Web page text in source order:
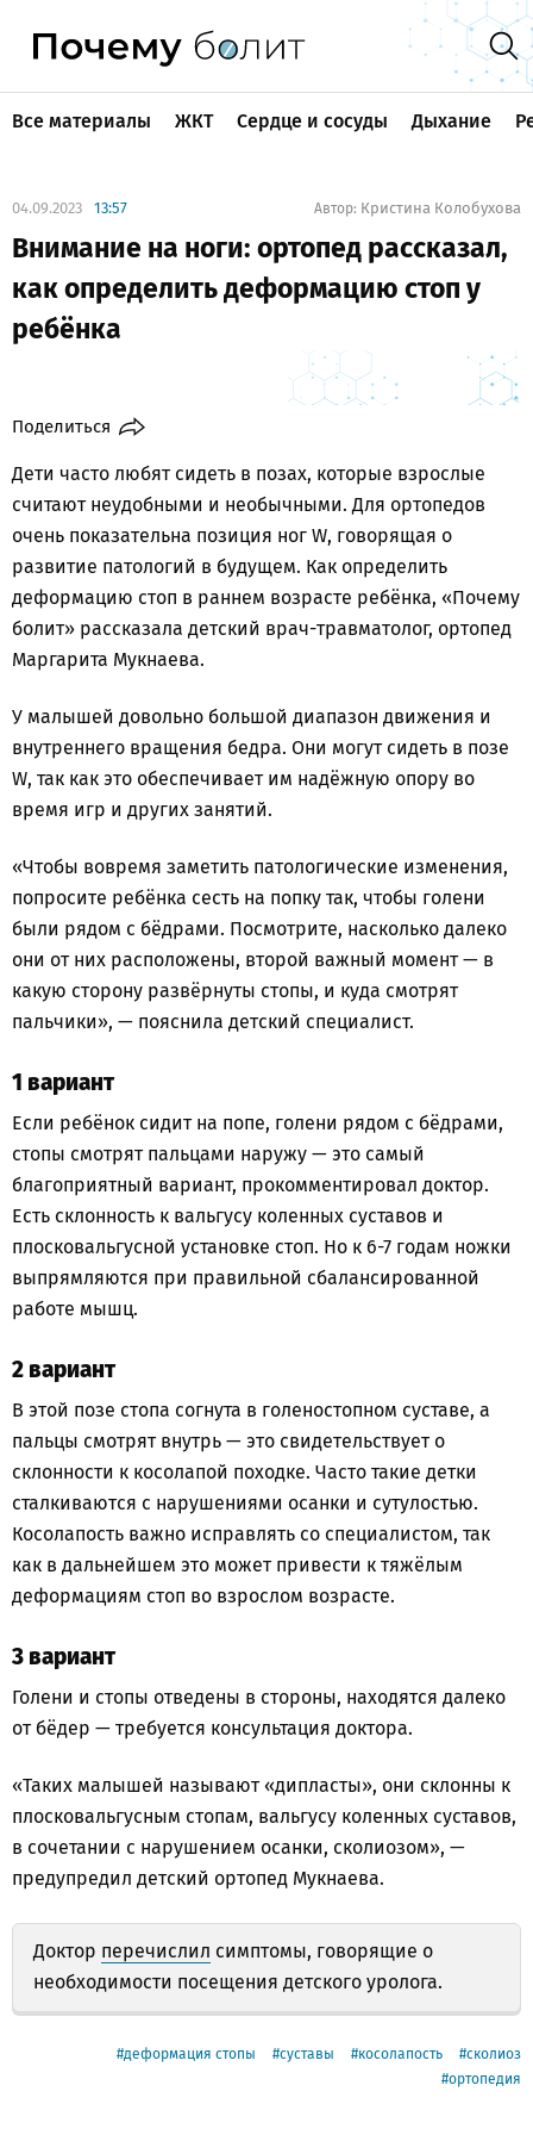
Все материалы ЖКТ Сердце и сосуды Дыхание
04.09.2023 13:57 Автор: Кристина Колобухова
Внимание на ноги: ортопед рассказал,
как определить деформацию стоп у
ребёнка
Поделиться
Дети часто любят сидеть в позах, которые взрослые
считают неудобными и необычными. Для ортопедов
очень показательна позиция ног W, говорящая о
развитие патологий в будущем. Как определить
деформацию стоп в раннем возрасте ребёнка, «Почему
болит» рассказала детский врач-травматолог, ортопед
Маргарита Мукнаева.
У малышей довольно большой диапазон движения и
внутреннего вращения бедра. Они могут сидеть в позе
W, так как это обеспечивает им надёжную опору во
время игр и других занятий.
«Чтобы вовремя заметить патологические изменения,
попросите ребёнка сесть на попку так, чтобы голени
были рядом с бёдрами. Посмотрите, насколько далеко
они от них расположены, второй важный момент — в
какую сторону развёрнуты стопы, и куда смотрят
пальчики», — пояснила детский специалист.
1 вариант
Если ребёнок сидит на попе, голени рядом с бёдрами,
стопы смотрят пальцами наружу — это самый
благоприятный вариант, прокомментировал доктор.
Есть склонность к вальгусу коленных суставов и
плосковальгусной установке стоп. Но к 6-7 годам ножки
выпрямляются при правильной сбалансированной
работе мышц.
2️ вариант
В этой позе стопа согнута в голеностопном суставе, а
пальцы смотрят внутрь — это свидетельствует о
склонности к косолапой походке. Часто такие детки
сталкиваются с нарушениями осанки и сутулостью.
Косолапость важно исправлять со специалистом, так
как в дальнейшем это может привести к тяжёлым
деформациям стоп во взрослом возрасте.
3️ вариант
Голени и стопы отведены в стороны, находятся далеко
от бёдер — требуется консультация доктора.
«Таких малышей называют «дипласты», они склонны к
плосковальгусным стопам, вальгусу коленных суставов,
в сочетании с нарушением осанки, сколиозом», —
предупредил детский ортопед Мукнаева.
Доктор перечислил симптомы, говорящие о
необходимости посещения детского уролога.
деформация стопы суставы косолапость
сколиоз
ортопедия